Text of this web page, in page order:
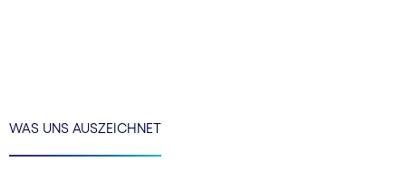
WAS UNS AUSZEICHNET